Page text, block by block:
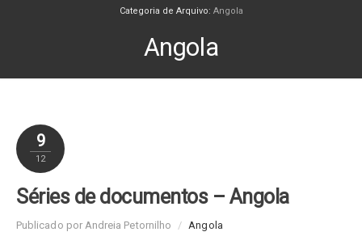
Categoria de Arquivo: Angola
Angola
9
12
Séries de documentos – Angola
Publicado por Andreia Petornilho / Angola